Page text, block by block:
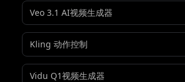
Veo 3.1 AI视频生成器
Kling 动作控制
Vidu Q1视频生成器